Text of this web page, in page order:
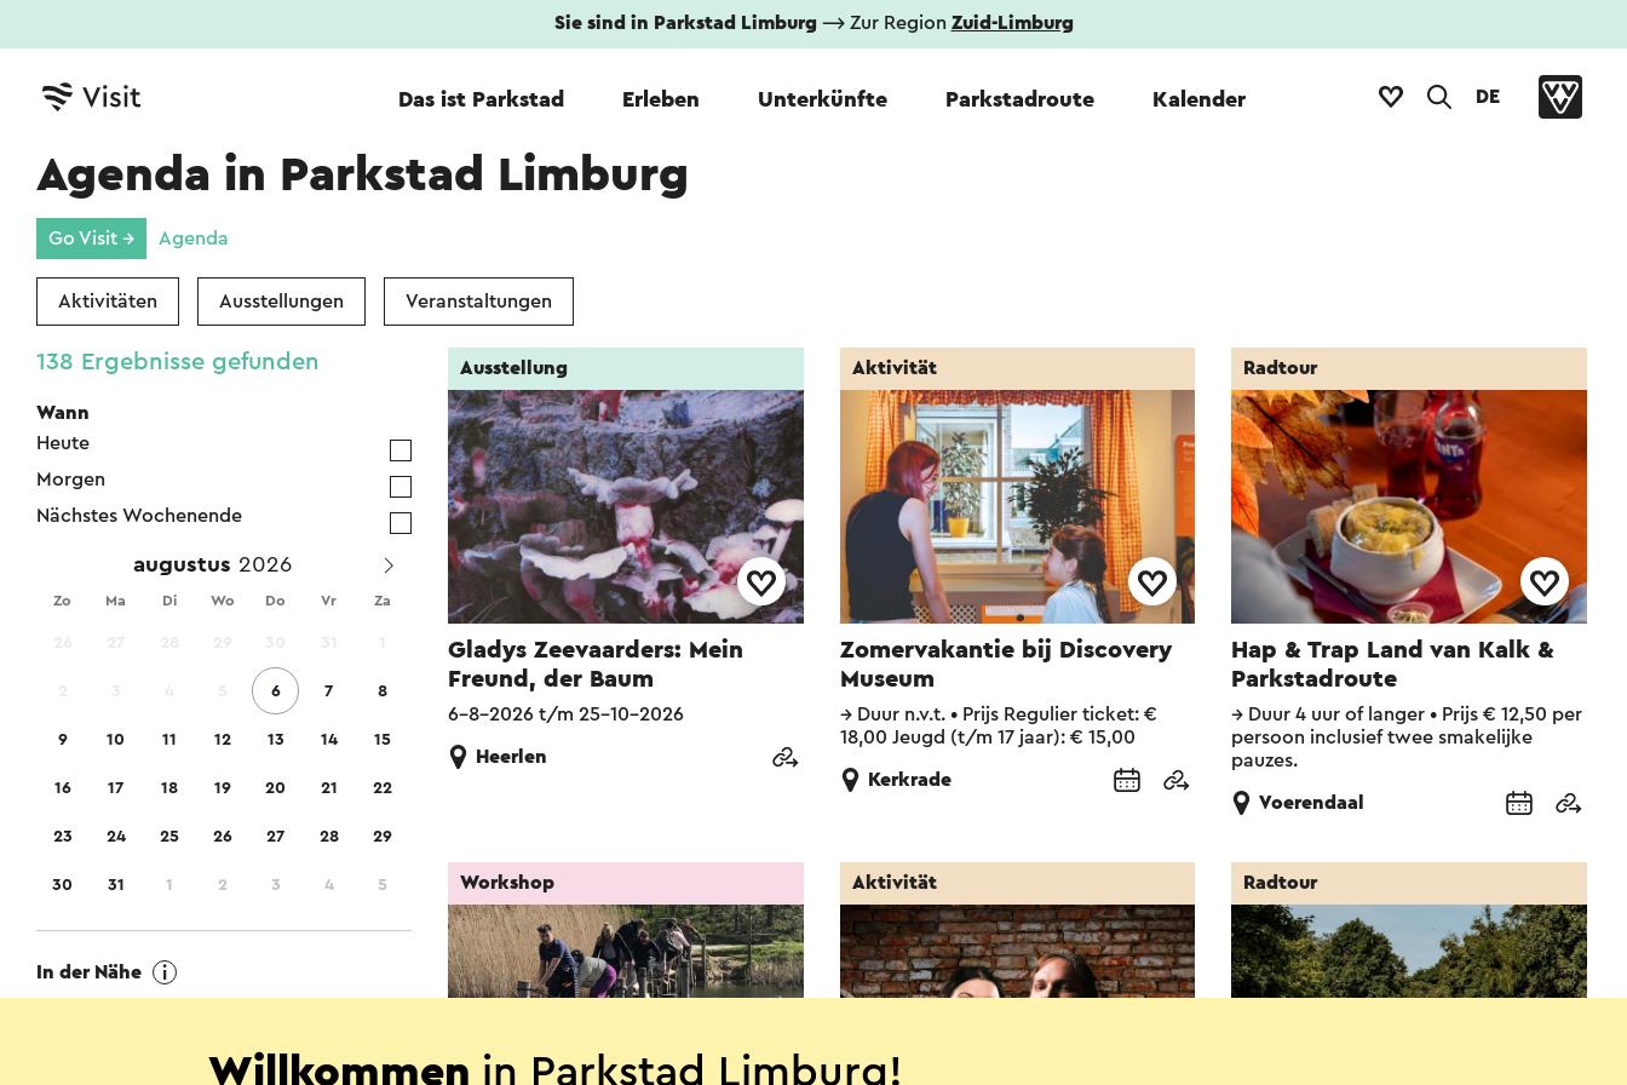
Sie sind in Parkstad Limburg⟶ Zur Region Zuid-Limburg
Das ist Parkstad Erleben Unterkünfte Parkstadroute Kalender DE
Agenda in Parkstad Limburg
Go Visit → Agenda
Aktivitäten Ausstellungen Veranstaltungen
138 Ergebnisse gefunden
Wann
Heute
Morgen
Nächstes Wochenende
augustus
Zo Ma Di Wo Do Vr Za
6 7 8
9 10 11 12 13 14 15
16 17 18 19 20 21 22
23 24 25 26 27 28 29
30 31 1 2 3 4 5
In der Nähe
Gladys Zeevaarders: Mein
Freund, der Baum
Ausstellung
6-8-2026 t/m 25-10-2026
Heerlen
Zomervakantie bij Discovery
Museum
Aktivität
→ Duur n.v.t.• Prijs Regulier ticket: €
18,00 Jeugd (t/m 17 jaar): € 15,00
Kerkrade
Hap & Trap Land van Kalk &
Parkstadroute
Radtour
→ Duur 4 uur of langer • Prijs € 12,50 per
persoon inclusief twee smakelijke
pauzes.
Voerendaal
Workshop Aktivität Radtour
Willkommen in Parkstad Limburg!